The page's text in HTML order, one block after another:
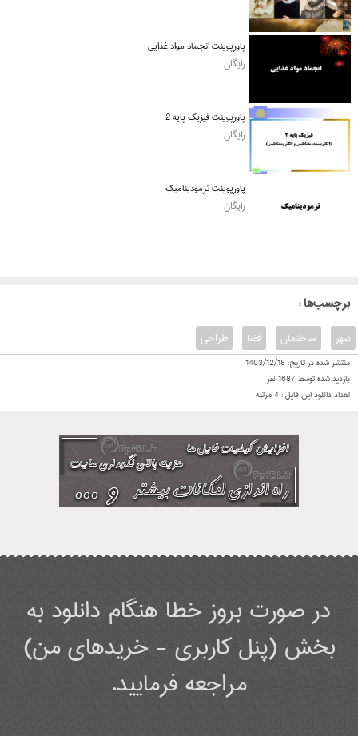
پاورپوینت انجماد مواد غذایی
رایگان
پاورپوینت فیزیک پایه 2
رایگان
پاورپوینت ترمودینامیک
رایگان
: برچسب‌ها
طراحی فضا ساختمان شهر
منتشر شده در تاریخ: 1403/12/18
بازدید شده توسط 1687نفر
تعداد دانلود این فایل : 4مرتبه
در صورت بروز خطا هنگام دانلود به
بخش (پنل کاربری - خریدهای من)
مراجعه فرمایید.